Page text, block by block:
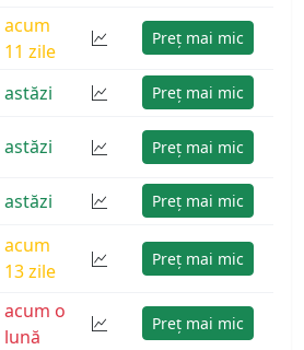
acum
11 zile
Preț mai mic
astăzi Preț mai mic
astăzi Preț mai mic
astăzi Preț mai mic
acum
13 zile
Preț mai mic
acum o
lună
Preț mai mic